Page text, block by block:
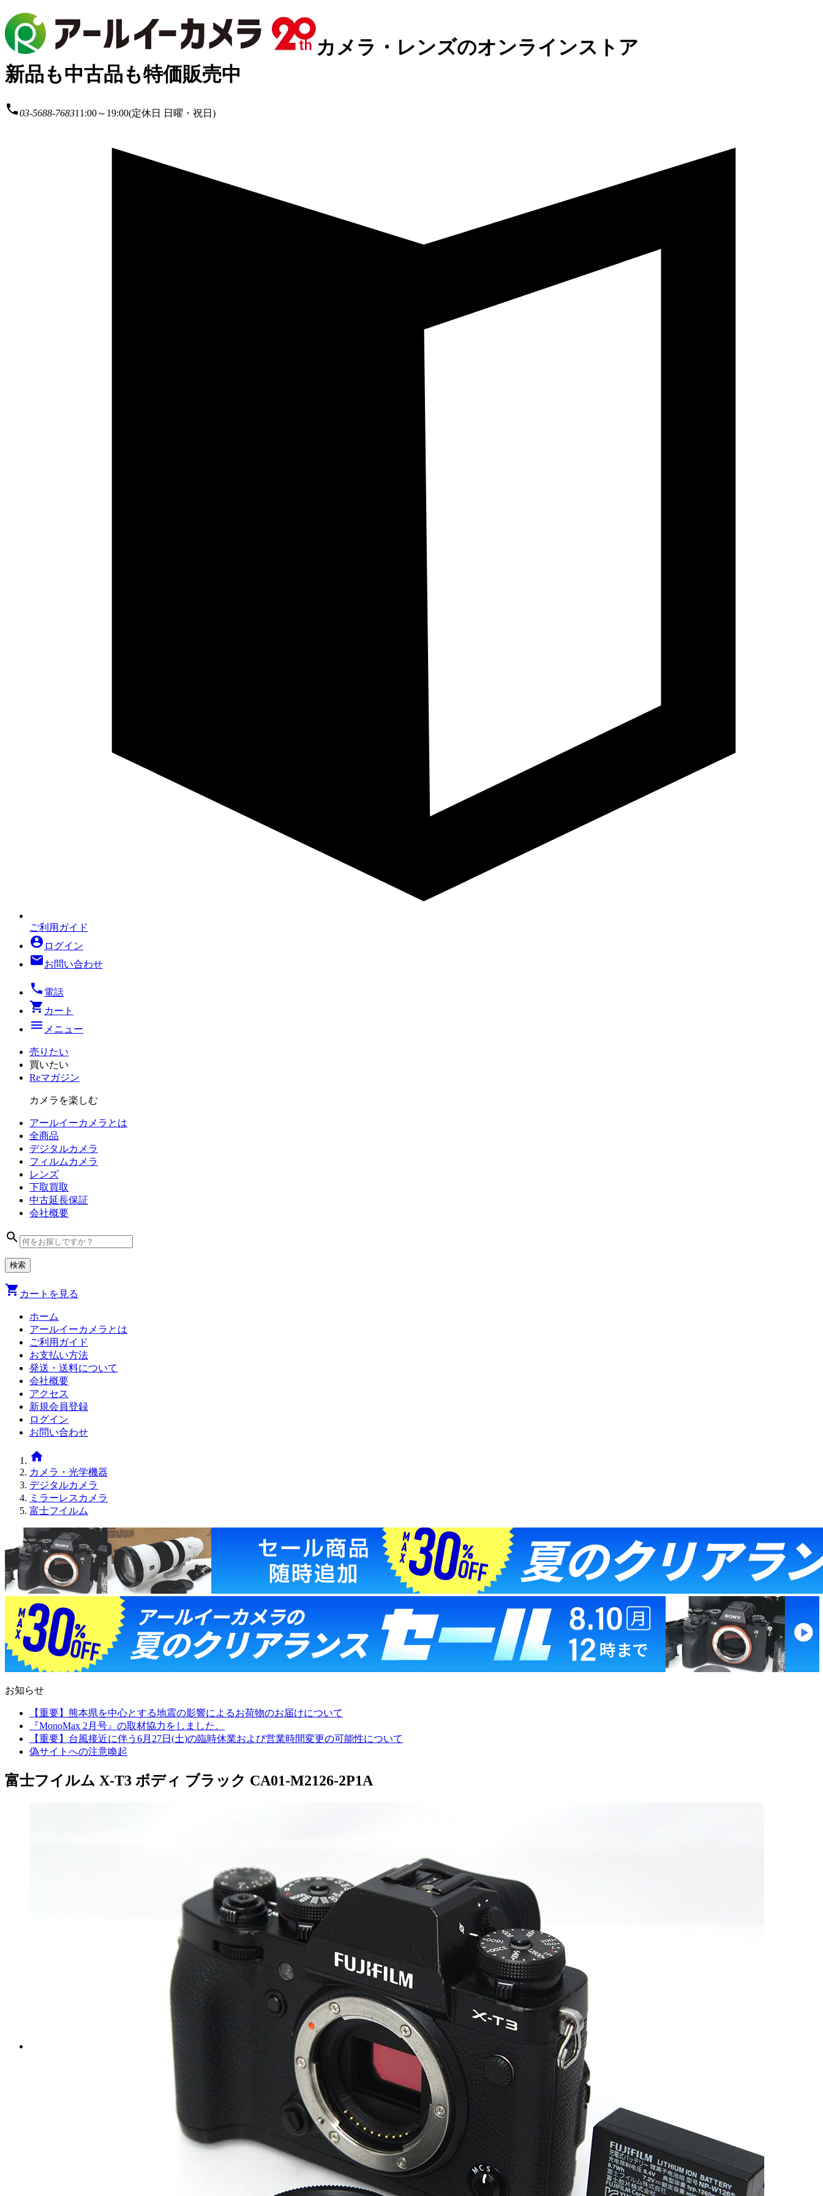
カメラ・レンズのオンラインストア
新品も中古品も特価販売中
local_phone03-5688-768311:00～19:00(定休日 日曜・祝日)
ご利用ガイド
account_circle ログイン
mailお問い合わせ
local_phone 電話
shopping_cart カート
menu メニュー
売りたい
買いたい
Reマガジン
カメラを楽しむ
アールイーカメラとは
全商品
デジタルカメラ
フィルム カメラ
レンズ
下取買取
中古延長保証
会社概要
search
shopping_cart カートを見る
ホーム
アールイーカメラとは
ご利用ガイド
お支払い方法
発送・送料について
会社概要
アクセス
新規会員登録
ログイン
お問い合わせ
home
カメラ・光学機器
デジタルカメラ
ミラーレスカメラ
富士フイルム
お知らせ
【重要】熊本県を中心とする地震の影響によるお荷物のお届けについて
『MonoMax 2月号』の取材協力をしました。
【重要】台風接近に伴う6月27日(土)の臨時休業および営業時間変更の可能性について
偽サイトへの注意喚起
富士フイルム X-T3 ボディ ブラック CA01-M2126-2P1A